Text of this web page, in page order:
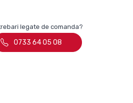
legate de comanda?
0733 64 05 08